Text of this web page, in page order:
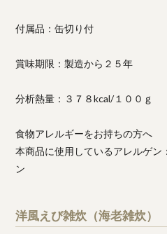
付属品：缶切り付
賞味期限：製造から２５年
分析熱量：３７８kcal/１００ｇ
食物アレルギーをお持ちの方へ
本商品に使用しているアレルゲン
ン
洋風えび雑炊（海老雑炊）